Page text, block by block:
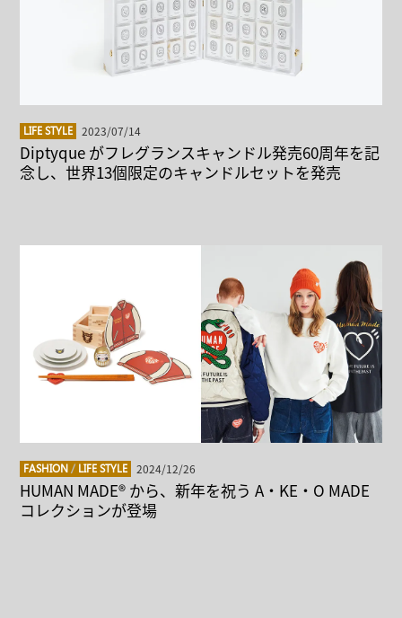
LIFE STYLE 2023/07/14
Diptyque がフレグランスキャンドル発売60周年を記
念し、世界13個限定のキャンドルセットを発売
FASHION / LIFE STYLE 2024/12/26
HUMAN MADE® から、新年を祝う A・KE・O MADE
コレクションが登場